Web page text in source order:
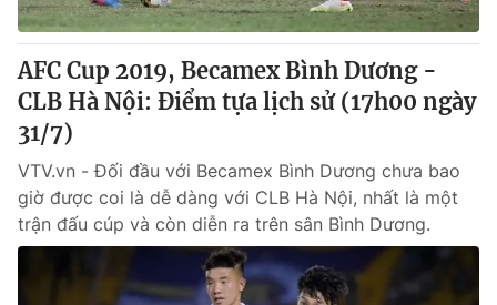
AFC Cup 2019, Becamex Bình Dương -
CLB Hà Nội: Điểm tựa lịch sử (17h00 ngày
31/7)
VTV.vn - Đối đầu với Becamex Bình Dương chưa bao
giờ được coi là dễ dàng với CLB Hà Nội, nhất là một
trận đấu cúp và còn diễn ra trên sân Bình Dương.